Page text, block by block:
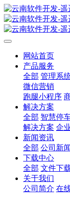
网站首页
产品服务
全部 管理系
微信营销
跑腿小程序
解决方案
全部 智慧停
解决方案 企
新闻资讯
全部 公司新闻
下载中心
全部 文件下
关于我们
公司简介 在